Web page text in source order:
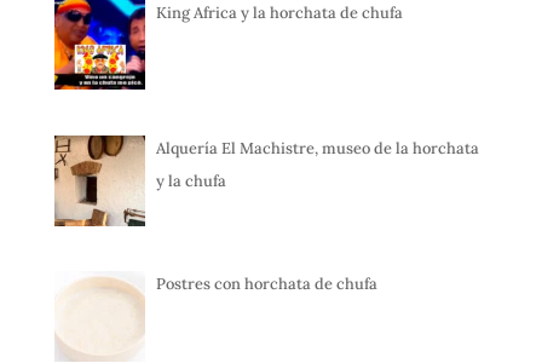
King Africa y la horchata de chufa
Alquería El Machistre, museo de la horchata
y la chufa
Postres con horchata de chufa